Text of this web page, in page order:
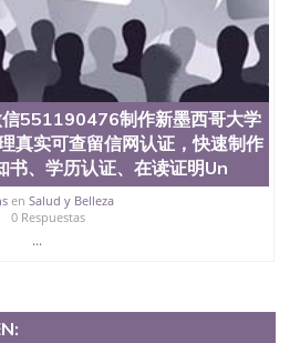
551190476制作新墨西哥大学
真实可查留信网认证，快速制作
书、学历认证、在读证明Un
en Salud y Belleza
0 Respuestas
...